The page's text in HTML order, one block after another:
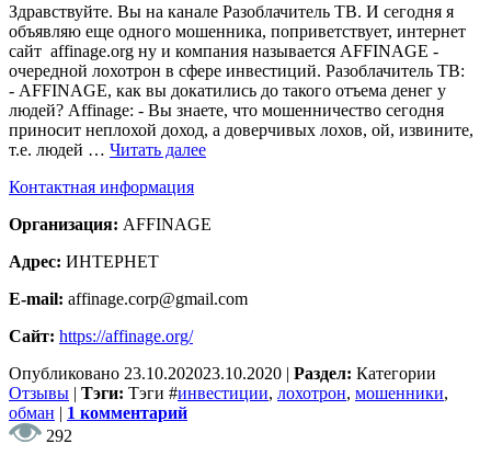
Здравствуйте. Вы на канале Разоблачитель ТВ. И сегодня я
объявляю еще одного мошенника, поприветствует, интернет
сайт affinage.org ну и компания называется AFFINAGE -
очередной лохотрон в сфере инвестиций. Разоблачитель ТВ:
- AFFINAGE, как вы докатились до такого отъема денег у
людей? Affinage: - Вы знаете, что мошенничество сегодня
приносит неплохой доход, а доверчивых лохов, ой, извините,
т.е. людей … Читать далее
Контактная информация
Организация: AFFINAGE
Адрес: ИНТЕРНЕТ
E-mail: affinage.corp@gmail.com
Сайт: https://affinage.org/
Опубликовано 23.10.202023.10.2020 | Раздел: Категории
Отзывы | Тэги: Тэги #инвестиции, лохотрон, мошенники,
обман | 1 комментарий
292